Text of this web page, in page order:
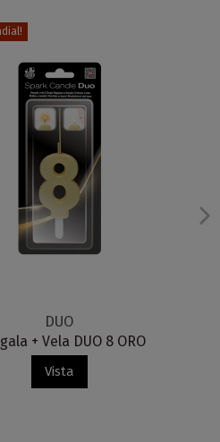
DUO
+ Vela DUO 8 ORO
Vista